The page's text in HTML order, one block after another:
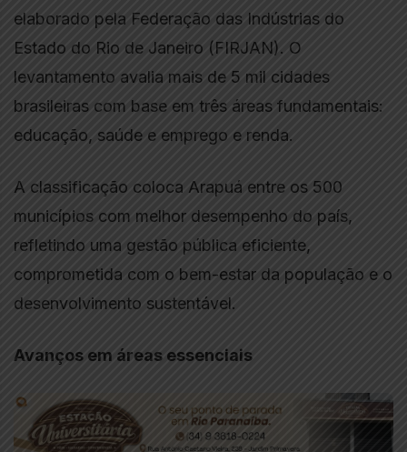
elaborado pela Federação das Indústrias do
Estado do Rio de Janeiro (FIRJAN). O
levantamento avalia mais de 5 mil cidades
brasileiras com base em três áreas fundamentais:
educação, saúde e emprego e renda.
A classificação coloca Arapuá entre os 500
municípios com melhor desempenho do país,
refletindo uma gestão pública eficiente,
comprometida com o bem-estar da população e o
desenvolvimento sustentável.
Avanços em áreas essenciais